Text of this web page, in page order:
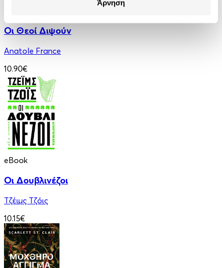
Άρνηση
Οι Θεοί Διψούν
Anatole France
10.90€
eBook
Οι Δουβλινέζοι
Τζέιμς Τζόις
10.15€